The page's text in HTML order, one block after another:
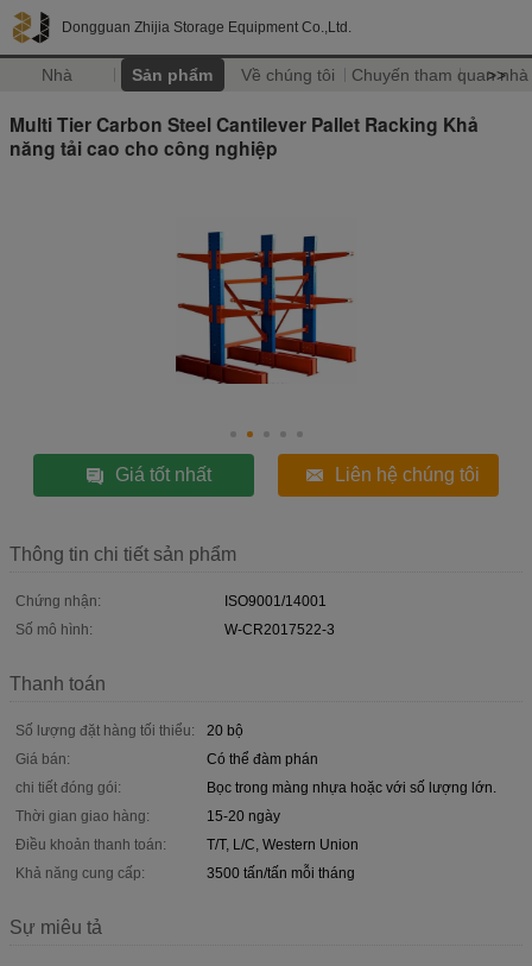
Dongguan Zhijia Storage Equipment Co.,Ltd.
Nhà Sản phẩm Về chúng tôi Chuyến tham quan nhà
>>
Multi Tier Carbon Steel Cantilever Pallet Racking Khả
năng tải cao cho công nghiệp
Giá tốt nhất Liên hệ chúng tôi
Thông tin chi tiết sản phẩm
Chứng nhận:
ISO9001/14001
Số mô hình:
W-CR2017522-3
Thanh toán
Số lượng đặt hàng tối thiểu:
20 bộ
Giá bán:
Có thể đàm phán
chi tiết đóng gói:
Bọc trong màng nhựa hoặc với số lượng lớn.
Thời gian giao hàng:
15-20 ngày
Điều khoản thanh toán:
T/T, L/C, Western Union
Khả năng cung cấp:
3500 tấn/tấn mỗi tháng
Sự miêu tả